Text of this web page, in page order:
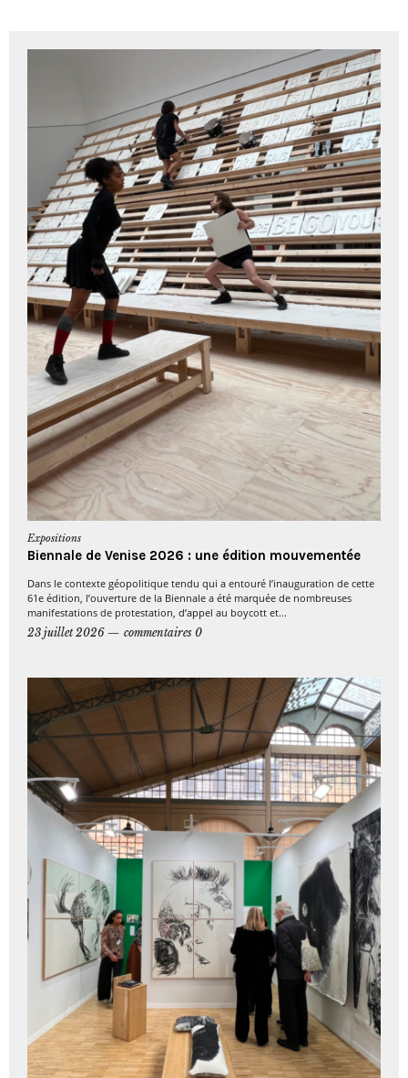
Expositions
Biennale de Venise 2026 : une édition mouvementée
Dans le contexte géopolitique tendu qui a entouré l’inauguration de cette
61e édition, l’ouverture de la Biennale a été marquée de nombreuses
manifestations de protestation, d’appel au boycott et...
23 juillet 2026
commentaires 0